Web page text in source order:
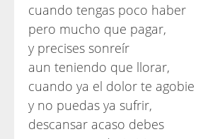
cuando tengas poco haber
pero mucho que pagar,
y precises sonreír
aun teniendo que llorar,
cuando ya el dolor te agobie
y no puedas ya sufrir,
descansar acaso debes